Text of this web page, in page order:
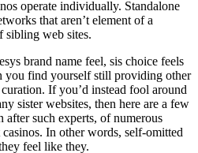
operate individually. Standalone
that aren’t element of a
sibling web sites.
brand name feel, sis choice feels
you find yourself still providing other
If you’d instead fool around
sister websites, then here are a few
after such experts, of numerous
In other words, self-omitted
feel like they.